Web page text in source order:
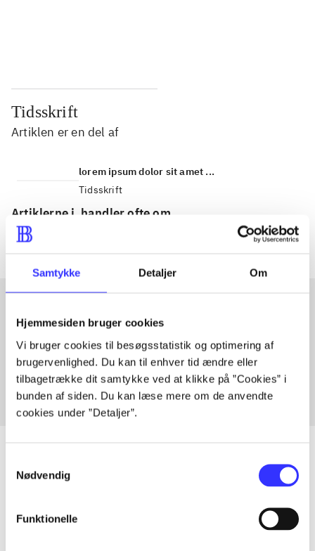
Samtykke Detaljer Om
Hjemmesiden bruger cookies
Vi bruger cookies til besøgsstatistik og optimering af
brugervenlighed. Du kan til enhver tid ændre eller
tilbagetrække dit samtykke ved at klikke på ”Cookies” i
bunden af siden. Du kan læse mere om de anvendte
cookies under ”Detaljer”.
Nødvendig
Funktionelle
Tidsskrift
Artiklen er en del af
lorem ipsum dolor sit amet ...
Tidsskrift
Artiklerne i handler ofte om
Artikler med samme emner
Fra
Alle registrerede artikler fordelt på udgivelser